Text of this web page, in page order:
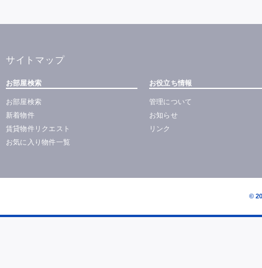
サイトマップ
お部屋検索
お部屋検索
新着物件
賃貸物件リクエスト
お気に入り物件一覧
お役立ち情報
管理について
お知らせ
リンク
©